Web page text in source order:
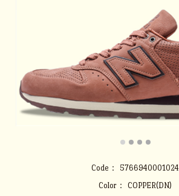
Code：
5766940001024
Color：
COPPER(DN)